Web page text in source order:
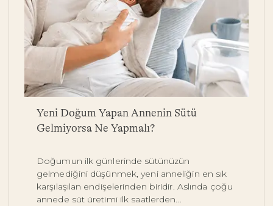
Yeni Doğum Yapan Annenin Sütü
Gelmiyorsa Ne Yapmalı?
Doğumun ilk günlerinde sütünüzün
gelmediğini düşünmek, yeni anneliğin en sık
karşılaşılan endişelerinden biridir. Aslında çoğu
annede süt üretimi ilk saatlerden...